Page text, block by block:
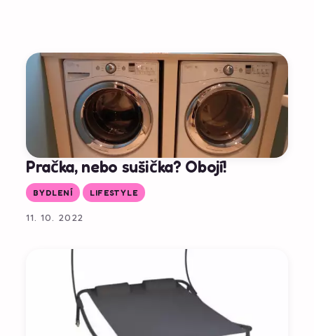
Pračka, nebo sušička? Obojí!
BYDLENÍ LIFESTYLE
11. 10. 2022